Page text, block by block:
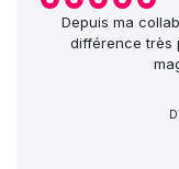
Depuis ma
différence très